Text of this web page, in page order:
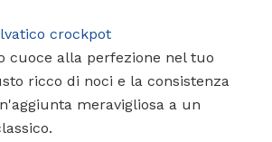
crockpot
cuoce alla perfezione nel tuo
ricco di noci e la consistenza
meravigliosa a un